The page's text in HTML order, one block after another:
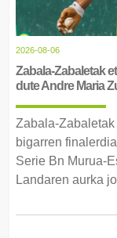
2026-08-06
Zabala-Zabaletak
dute Andre Maria
Zabala-
bigarren
Serie Bn Murua-
Landaren aurka